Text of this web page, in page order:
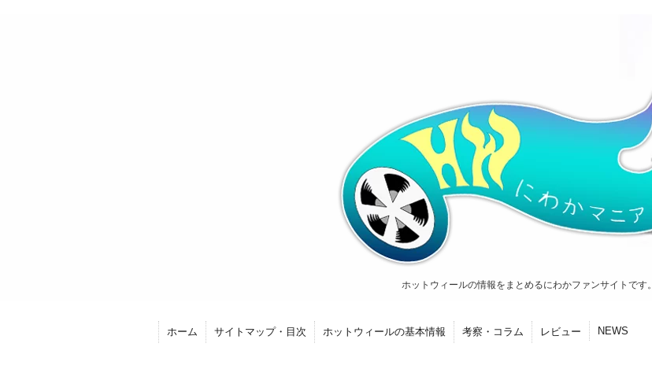
ホットウィールの情報をまとめるにわかファンサイトです。
ホーム サイトマップ・目次 ホットウィールの基本情報 考察・コラム レビュー NEWS